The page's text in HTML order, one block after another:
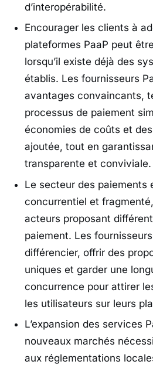
d’interopérabilité.
Encourager les clients à
plateformes PaaP peut
lorsqu’il existe déjà des
établis. Les fournisseurs
avantages convaincants,
processus de paiement
économies de coûts et
ajoutée, tout en
transparente et conviviale.
Le secteur des paiements
concurrentiel et
acteurs proposant
paiement. Les
différencier, offrir des
uniques et garder une
concurrence pour attirer
les utilisateurs sur leurs
L’expansion des services
nouveaux marchés
aux réglementations